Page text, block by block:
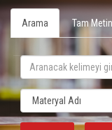
Arama Tam